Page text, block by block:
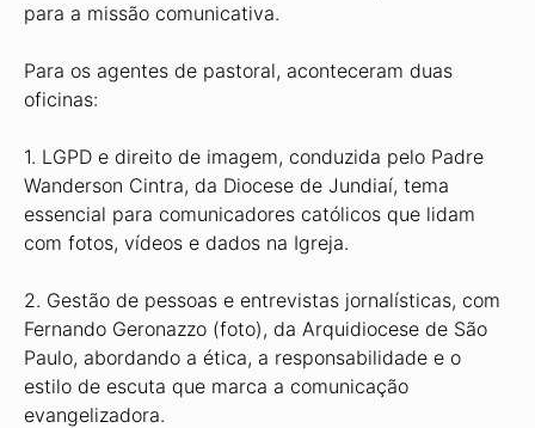
para a missão comunicativa.
Para os agentes de pastoral, aconteceram duas
oficinas:
1. LGPD e direito de imagem, conduzida pelo Padre
Wanderson Cintra, da Diocese de Jundiaí, tema
essencial para comunicadores católicos que lidam
com fotos, vídeos e dados na Igreja.
2. Gestão de pessoas e entrevistas jornalísticas, com
Fernando Geronazzo (foto), da Arquidiocese de São
Paulo, abordando a ética, a responsabilidade e o
estilo de escuta que marca a comunicação
evangelizadora.